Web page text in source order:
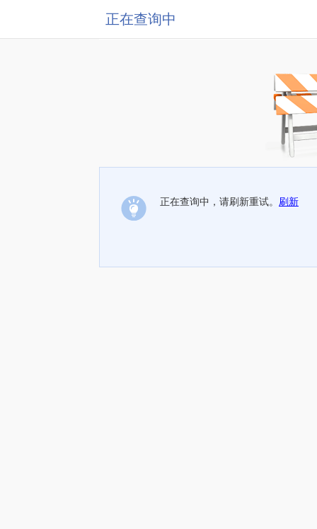
正在查询中
正在查询中，请刷新重试。 刷新